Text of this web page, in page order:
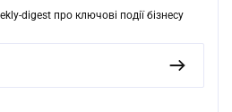
digest про ключові події бізнесу